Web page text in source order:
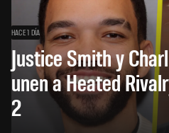
HACE 1 DÍA
Justice Smith y
unen a Heated
2